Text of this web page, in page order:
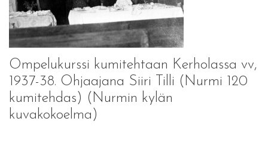
Ompelukurssi kumitehtaan Kerholassa vv,
1937-38. Ohjaajana Siiri Tilli (Nurmi 120
kumitehdas) (Nurmin kylän
kuvakokoelma)